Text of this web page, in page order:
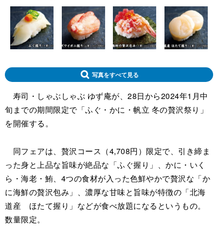
写真をすべて見る
寿司・しゃぶしゃぶ ゆず庵が、28日から2024年1月中
旬までの期間限定で「ふぐ・かに・帆立 冬の贅沢祭り」
を開催する。
同フェアは、贅沢コース（4,708円）限定で、引き締ま
った身と上品な旨味が絶品な「ふぐ握り」、かに・いく
ら・海老・鮪、4つの食材が入った色鮮やかで贅沢な「か
に海鮮の贅沢包み」、濃厚な甘味と旨味が特徴の「北海
道産 ほたて握り」などが食べ放題になるというもの。
数量限定。